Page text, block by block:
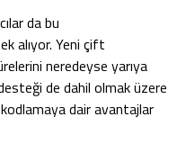
da bu
alıyor. Yeni çift
neredeyse yarıya
de dahil olmak üzere
dair avantajlar